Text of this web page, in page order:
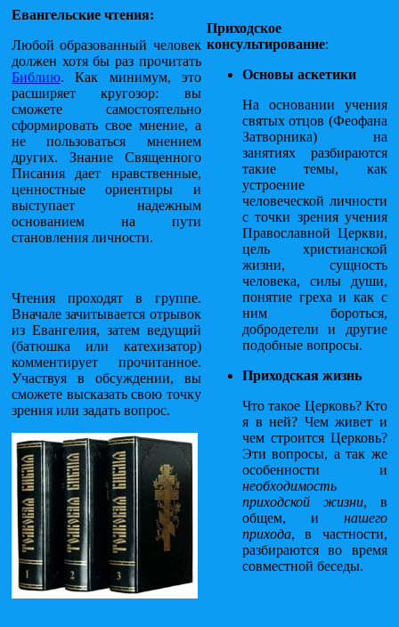
Евангельские чтения:
Любой образованный человек
должен хотя бы раз прочитать
Библию. Как минимум, это
расширяет кругозор: вы
сможете самостоятельно
сформировать свое мнение, а
не пользоваться мнением
других. Знание Священного
Писания дает нравственные,
ценностные ориентиры и
выступает надежным
основанием на пути
становления личности.
Чтения проходят в группе.
Вначале зачитывается отрывок
из Евангелия, затем ведущий
(батюшка или катехизатор)
комментирует прочитанное.
Участвуя в обсуждении, вы
сможете высказать свою точку
зрения или задать вопрос.
Приходское
консультирование:
Основы аскетики
На основании учения
святых отцов (Феофана
Затворника) на
занятиях разбираются
такие темы, как
устроение
человеческой личности
с точки зрения учения
Православной Церкви,
цель христианской
жизни, сущность
человека, силы души,
понятие греха и как с
ним бороться,
добродетели и другие
подобные вопросы.
Приходская жизнь
Что такое Церковь? Кто
я в ней? Чем живет и
чем строится Церковь?
Эти вопросы, а так же
особенности и
необходимость
приходской жизни, в
общем, и нашего
прихода, в частности,
разбираются во время
совместной беседы.